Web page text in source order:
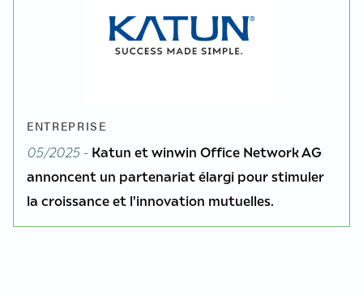
ENTREPRISE
05/2025 - Katun et winwin Office Network AG
annoncent un partenariat élargi pour stimuler
la croissance et l'innovation mutuelles.